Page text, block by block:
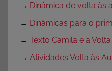
→ Dinâmica de volta às
→ Dinâmicas para o
→ Texto Camila e a
→ Atividades Volta às